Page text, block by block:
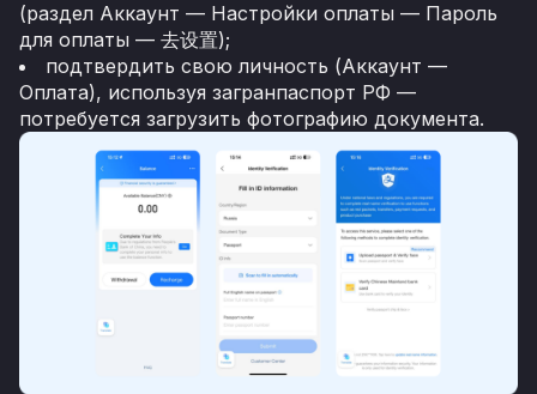
(раздел Аккаунт — Настройки оплаты — Пароль
для оплаты — 去设置);
подтвердить свою личность (Аккаунт —
Оплата), используя загранпаспорт РФ —
потребуется загрузить фотографию документа.